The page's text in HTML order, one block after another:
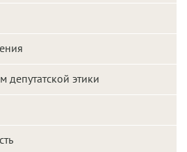
депутатской этики